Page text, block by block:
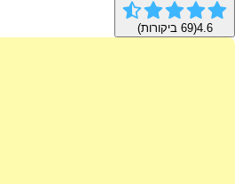
4.6
(
69 ביקורות)